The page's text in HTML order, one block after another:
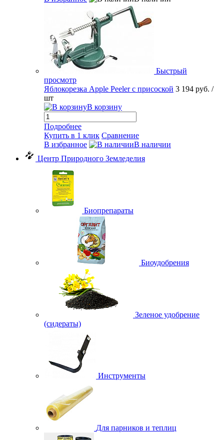
Быстрый
просмотр
Яблокорезка Apple Peeler с присоской 3 194 руб. /
шт
В корзину
Подробнее
Купить в 1 клик Сравнение
В избранное
В наличии
Центр Природного Земледелия
Биопрепараты
Биоудобрения
Зеленое удобрение
(сидераты)
Инструменты
Для парников и теплиц